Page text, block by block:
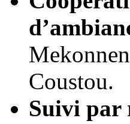
Coustou.
Suivi par